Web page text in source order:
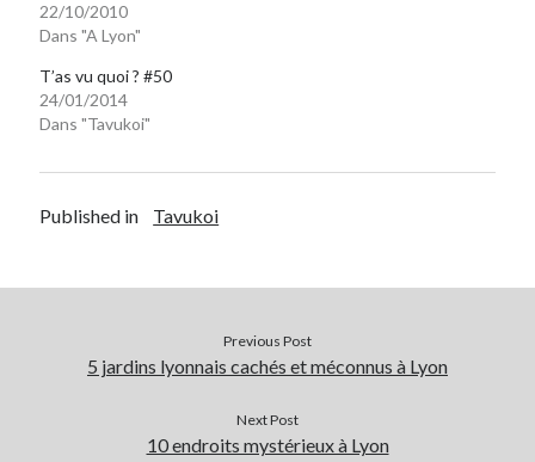
22/10/2010
Dans "A Lyon"
T’as vu quoi ? #50
24/01/2014
Dans "Tavukoi"
Published in Tavukoi
Previous Post
5 jardins lyonnais cachés et méconnus à Lyon
Next Post
10 endroits mystérieux à Lyon